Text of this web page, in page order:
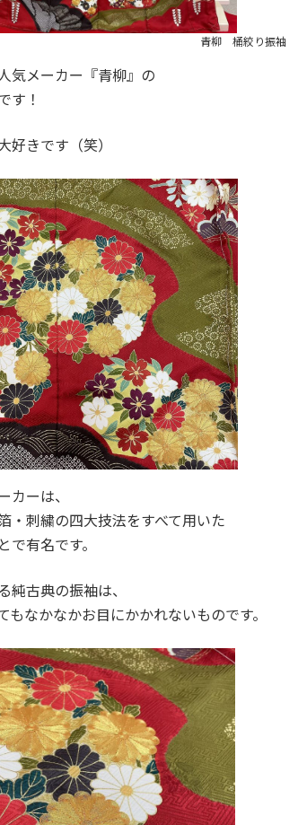
青柳 桶絞り振袖
気メーカー『青柳』の
す！
好きです（笑）
カーは、
・刺繍の四大技法をすべて用いた
で有名です。
純古典の振袖は、
もなかなかお目にかかれないものです。